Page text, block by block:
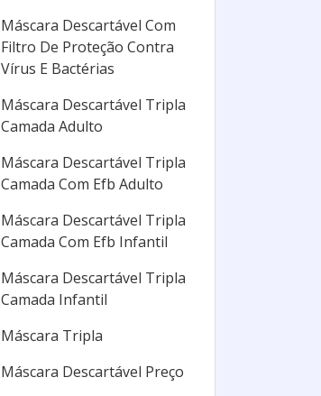
Máscara Descartável Com
Filtro De Proteção Contra
Vírus E Bactérias
Máscara Descartável Tripla
Camada Adulto
Máscara Descartável Tripla
Camada Com Efb Adulto
Máscara Descartável Tripla
Camada Com Efb Infantil
Máscara Descartável Tripla
Camada Infantil
Máscara Tripla
Máscara Descartável Preço